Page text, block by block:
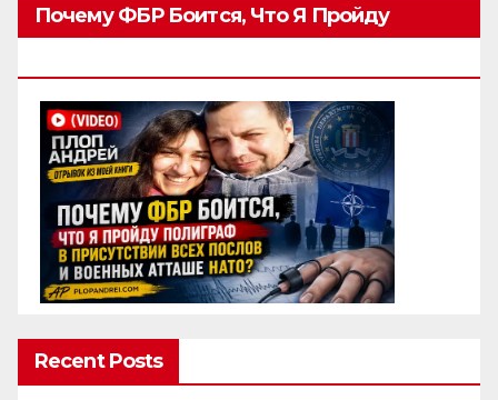
Почему ФБР Боится, Что Я Пройду
Recent Posts